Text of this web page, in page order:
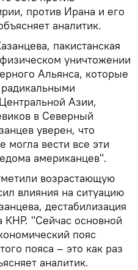
против Ирана и его
аналитик.
пакистанская
уничтожении
Альянса, которые
Азии,
в Северный
уверен, что
могла вести все эти
американцев".
возрастающую
влияния на ситуацию
дестабилизация
КНР. "Сейчас основной
пояс
пояса – это как раз
аналитик.